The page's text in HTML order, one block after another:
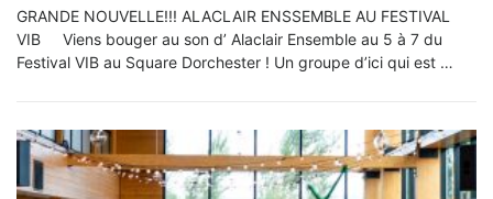
GRANDE NOUVELLE!!! ALACLAIR ENSSEMBLE AU FESTIVAL
VIB Viens bouger au son d’ Alaclair Ensemble au 5 à 7 du
Festival VIB au Square Dorchester ! Un groupe d’ici qui est …